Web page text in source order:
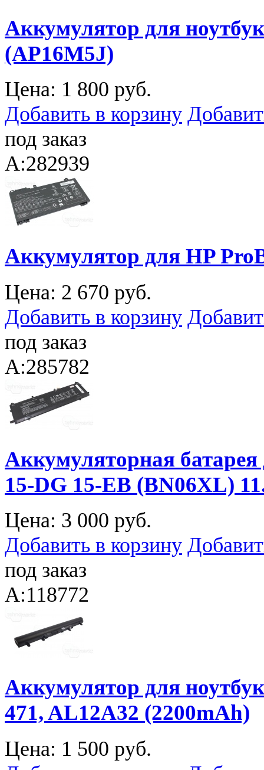
Аккумулятор для
(AP16M5J)
Цена: 1 800 руб.
Добавить в корзину
под заказ
A:282939
Аккумулятор для HP
Цена: 2 670 руб.
Добавить в корзину
под заказ
A:285782
Аккумуляторная батарея
15-DG 15-EB (BN06XL)
Цена: 3 000 руб.
Добавить в корзину
под заказ
A:118772
Аккумулятор для
471, AL12A32 (2200mAh)
Цена: 1 500 руб.